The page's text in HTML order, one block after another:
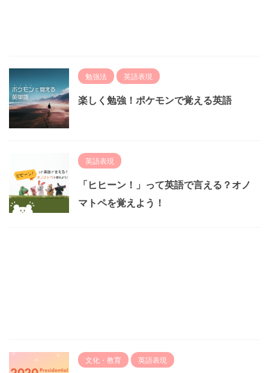
勉強法 英語表現
楽しく勉強！ポケモンで覚える英語
英語表現
「ヒヒーン！」って英語で言える？オノ
マトペを覚えよう！
文化・教育 英語表現